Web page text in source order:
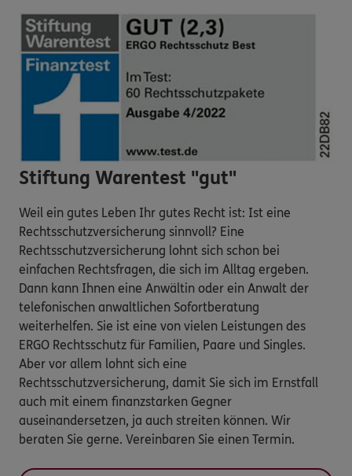
Stiftung Warentest "gut"
Weil ein gutes Leben Ihr gutes Recht ist: Ist eine
Rechtsschutzversicherung sinnvoll? Eine
Rechtsschutzversicherung lohnt sich schon bei
einfachen Rechtsfragen, die sich im Alltag ergeben.
Dann kann Ihnen eine Anwältin oder ein Anwalt der
telefonischen anwaltlichen Sofortberatung
weiterhelfen. Sie ist eine von vielen Leistungen des
ERGO Rechtsschutz für Familien, Paare und Singles.
Aber vor allem lohnt sich eine
Rechtsschutzversicherung, damit Sie sich im Ernstfall
auch mit einem finanzstarken Gegner
auseinandersetzen, ja auch streiten können. Wir
beraten Sie gerne. Vereinbaren Sie einen Termin.